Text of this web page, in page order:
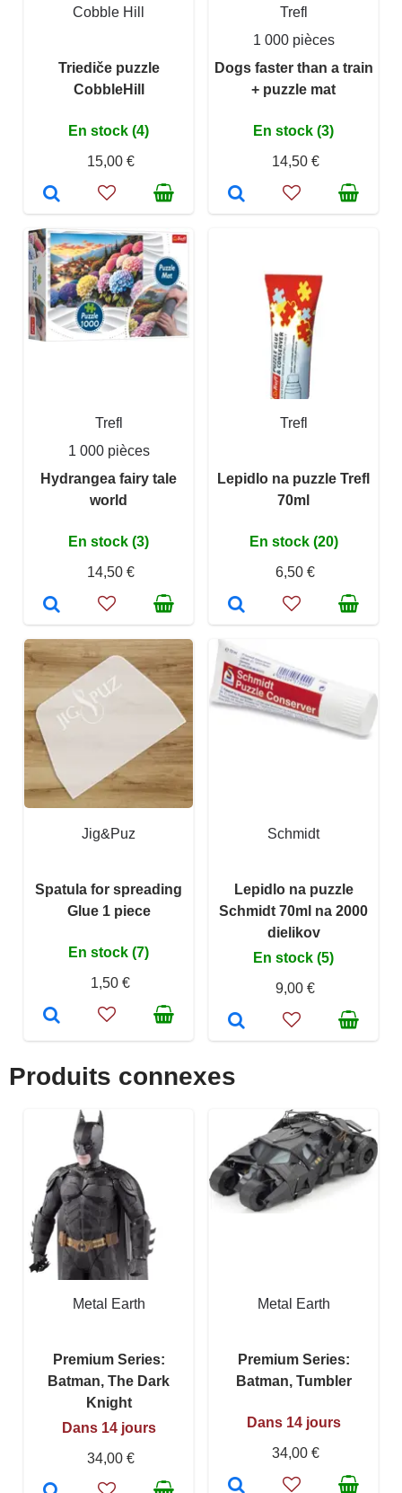
Cobble Hill
Triediče puzzle
CobbleHill
En stock (4)
15,00 €
Trefl
1 000 pièces
Dogs faster than a train
+ puzzle mat
En stock (3)
14,50 €
Trefl
1 000 pièces
Hydrangea fairy tale
world
En stock (3)
14,50 €
Trefl
Lepidlo na puzzle Trefl
70ml
En stock (20)
6,50 €
Jig&Puz
Spatula for spreading
Glue 1 piece
En stock (7)
1,50 €
Schmidt
Lepidlo na puzzle
Schmidt 70ml na 2000
dielikov
En stock (5)
9,00 €
Produits connexes
Metal Earth
Premium Series:
Batman, The Dark
Knight
Dans 14 jours
34,00 €
Metal Earth
Premium Series:
Batman, Tumbler
Dans 14 jours
34,00 €